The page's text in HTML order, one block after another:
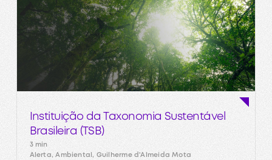
Instituição da Taxonomia Sustentável
Brasileira (TSB)
3 min
Alerta, Ambiental, Guilherme d'Almeida Mota